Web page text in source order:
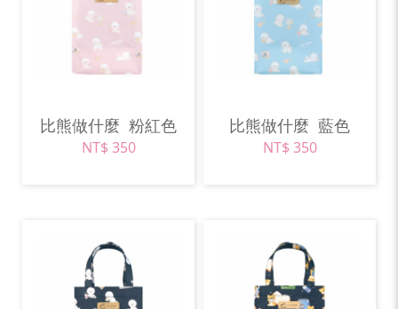
比熊做什麼 粉紅色
NT$ 350
比熊做什麼 藍色
NT$ 350